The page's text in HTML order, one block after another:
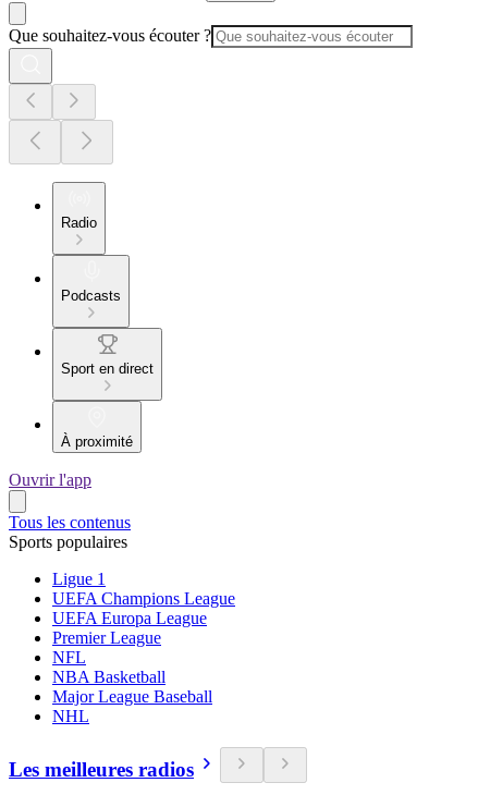
Que souhaitez-vous écouter ?
Radio
Podcasts
Sport en direct
À proximité
Ouvrir l'app
Tous les contenus
Sports populaires
Ligue 1
UEFA Champions League
UEFA Europa League
Premier League
NFL
NBA Basketball
Major League Baseball
NHL
Les meilleures radios